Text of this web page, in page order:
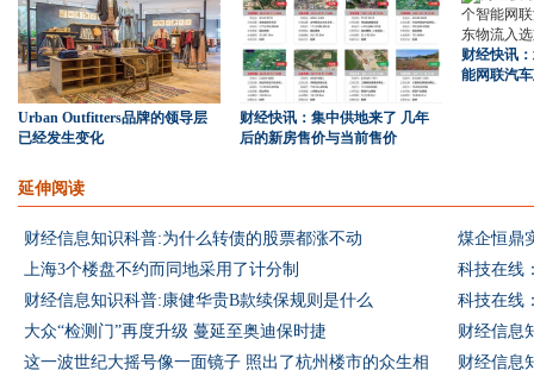
Urban Outfitters品牌的领导层
已经发生变化
财经快讯：集中供地来了 几年
后的新房售价与当前售价
财经快讯
能网联汽
延伸阅读
财经信息知识科普:为什么转债的股票都涨不动
煤企恒鼎
上海3个楼盘不约而同地采用了计分制
财经信息知识科普:康健华贵B款续保规则是什么
大众“检测门”再度升级 蔓延至奥迪保时捷
这一波世纪大摇号像一面镜子 照出了杭州楼市的众生相
财经信息